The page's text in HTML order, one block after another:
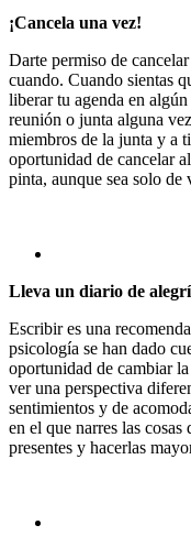
¡Cancela una vez!
Darte permiso de
cuando. Cuando sientas
liberar tu agenda en
reunión o junta alguna
miembros de la junta y a
oportunidad de cancelar
pinta, aunque sea solo de
Lleva un diario de
Escribir es una
psicología se han dado
oportunidad de cambiar
ver una perspectiva
sentimientos y de
en el que narres las
presentes y hacerlas